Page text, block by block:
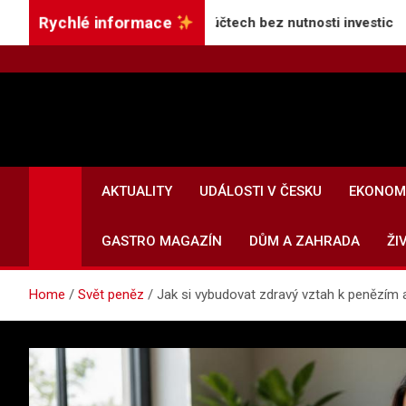
Rychlé informace
úroky na spořicích účtech bez nutnosti investic
AKTUALITY
UDÁLOSTI V ČESKU
GASTRO MAGAZÍN DŮM A ZAHRADA
Home Svět peněz Jak si vybudovat zdravý vztah k